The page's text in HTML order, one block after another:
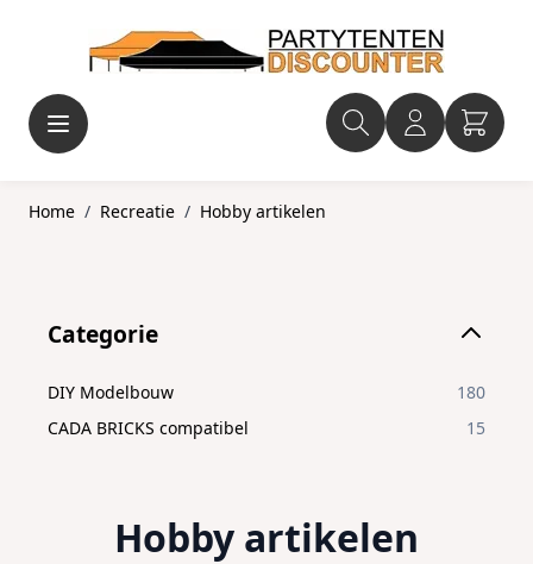
Home / Recreatie / Hobby artikelen
Skip to product list
Categorie
filter
DIY Modelbouw
180
CADA BRICKS compatibel
15
Hobby artikelen